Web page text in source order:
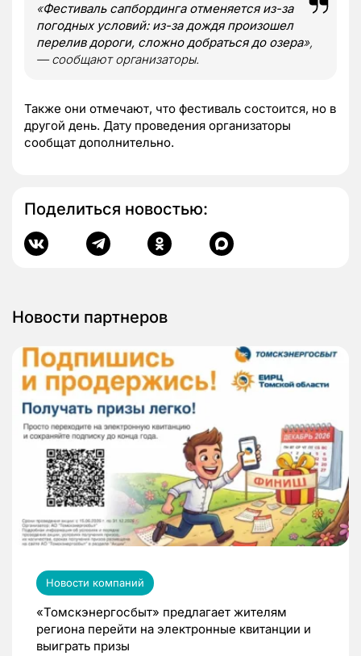
«Фестиваль сапбординга отменяется из-за
погодных условий: из-за дождя произошел
перелив дороги, сложно добраться до озера»,
— сообщают организаторы.
Также они отмечают, что фестиваль состоится, но в
другой день. Дату проведения организаторы
сообщат дополнительно.
Поделиться новостью:
Новости партнеров
Новости компаний
«Томскэнергосбыт» предлагает жителям
региона перейти на электронные квитанции и
выиграть призы